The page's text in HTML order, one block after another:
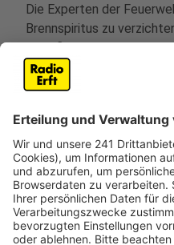
Die Experten der
Brennspiritus zu
Stichflammen
sollte niemals mit
mit einer Decke.
Anzeige
Vorsicht auch bei
Anzeige